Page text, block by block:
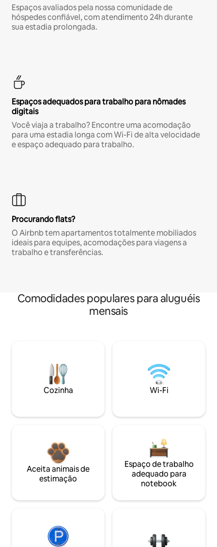
Espaços avaliados pela nossa comunidade de
hóspedes confiável, com atendimento 24h durante
sua estadia prolongada.
Espaços adequados para trabalho para nômades
digitais
Você viaja a trabalho? Encontre uma acomodação
para uma estadia longa com Wi-Fi de alta velocidade
e espaço adequado para trabalho.
Procurando flats?
O Airbnb tem apartamentos totalmente mobiliados
ideais para equipes, acomodações para viagens a
trabalho e transferências.
Comodidades populares para aluguéis
mensais
Cozinha Wi-Fi
Aceita animais de
estimação
Espaço de trabalho
adequado para
notebook